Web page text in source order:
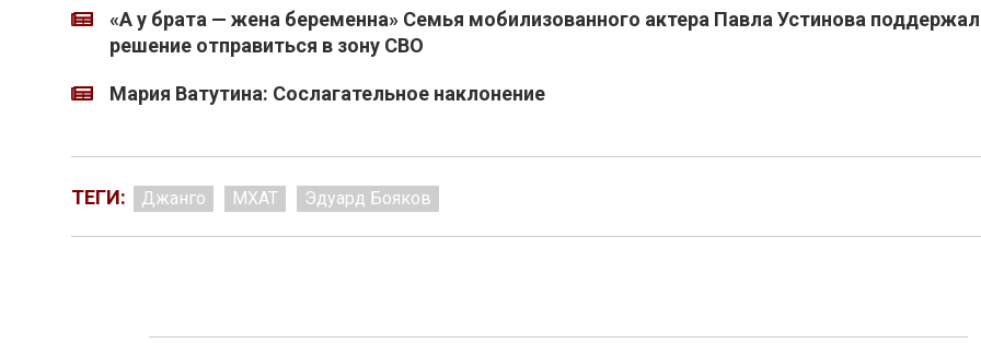
«А у брата — жена беременна» Семья мобилизованного актера Павла Устинова
решение отправиться в зону СВО
Мария Ватутина: Сослагательное наклонение
ТЕГИ: Джанго МХАТ Эдуард Бояков